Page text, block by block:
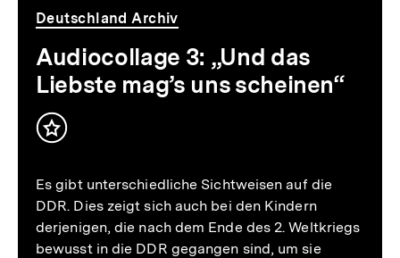
Deutschland Archiv
Audiocollage 3: „Und das
Liebste mag’s uns scheinen“
Inhalt
Es gibt unterschiedliche Sichtweisen auf die
DDR. Dies zeigt sich auch bei den Kindern
derjenigen, die nach dem Ende des 2. Weltkriegs
bewusst in die DDR gegangen sind, um sie